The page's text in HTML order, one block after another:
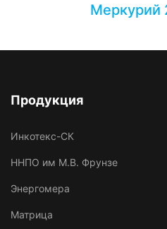
Меркурий
Продукция
Инкотекс-СК
ННПО им М.В. Фрунзе
Энергомера
Матрица